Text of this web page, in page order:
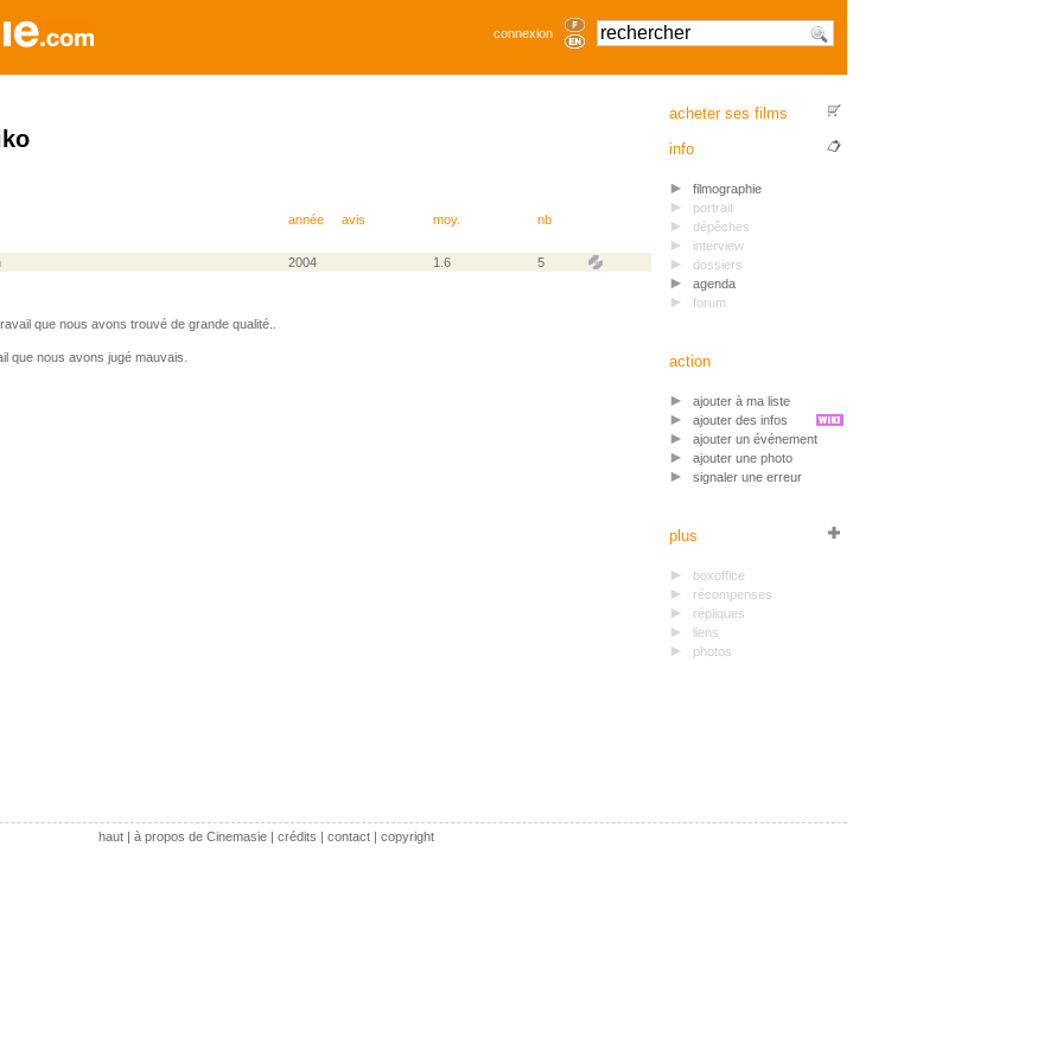
connexion
année avis moy. nb
2004 1.6 5
que nous avons trouvé de grande qualité..
que nous avons jugé mauvais.
acheter ses films
info
filmographie
portrait
dépêches
interview
dossiers
agenda
forum
action
ajouter à ma liste
ajouter des infos
ajouter un événement
ajouter une photo
signaler une erreur
plus
boxoffice
récompenses
répliques
liens
photos
haut| à propos de Cinemasie| crédits | contact| copyright